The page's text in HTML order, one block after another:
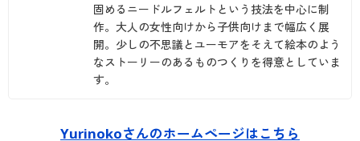
固めるニードルフェルトという技法を中心に制
作。大人の女性向けから子供向けまで幅広く展
開。少しの不思議とユーモアをそえて絵本のよう
なストーリーのあるものつくりを得意としていま
す。
Yurinokoさんのホームページはこちら